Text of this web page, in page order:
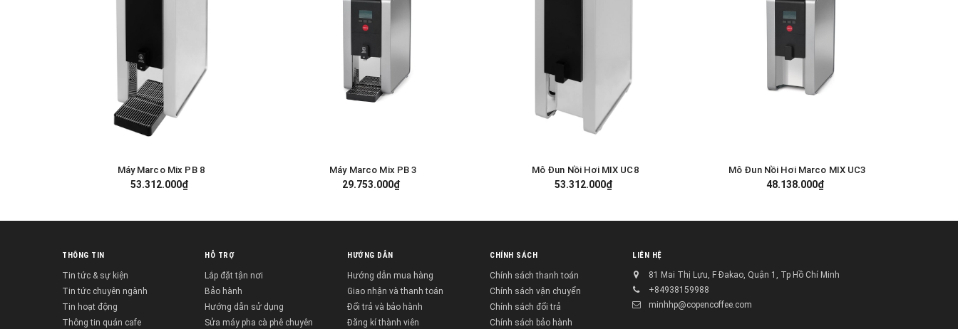
GIỎ HÀNG
Máy Marco Mix PB 8
53.312.000₫
GIỎ HÀNG
Máy Marco Mix PB 3
29.753.000₫
GIỎ HÀNG
Mô Đun Nồi Hơi MIX UC8
53.312.000₫
GIỎ HÀNG
Mô Đun Nồi Hơi Marco MIX UC3
48.138.000₫
THÔNG TIN
Tin tức & sự kiện
Tin tức chuyên ngành
Tin hoạt động
Thông tin quán cafe
HỖ TRỢ
Lắp đặt tận nơi
Bảo hành
Hướng dẫn sử dụng
Sửa máy pha cà phê chuyên
HƯỚNG DẪN
Hướng dẫn mua hàng
Giao nhận và thanh toán
Đổi trả và bảo hành
Đăng kí thành viên
CHÍNH SÁCH
Chính sách thanh toán
Chính sách vận chuyển
Chính sách đổi trả
Chính sách bảo hành
LIÊN HỆ
81 Mai Thị Lựu, F Đakao, Quận 1, Tp Hồ Chí Minh
+84938159988
minhhp@copencoffee.com